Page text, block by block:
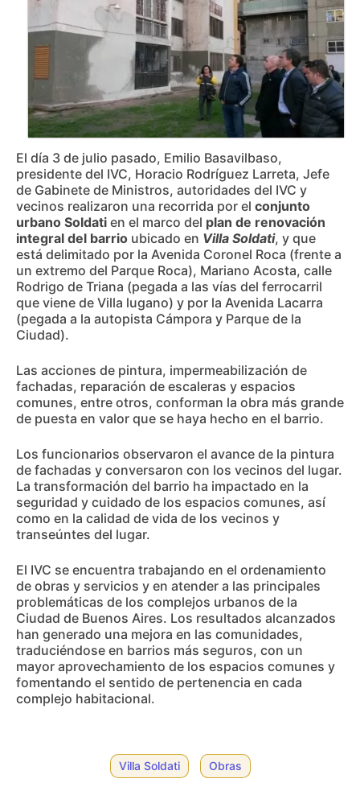
El día 3 de julio pasado, Emilio Basavilbaso,
presidente del IVC, Horacio Rodríguez Larreta, Jefe
de Gabinete de Ministros, autoridades del IVC y
vecinos realizaron una recorrida por el conjunto
urbano Soldati en el marco del plan de renovación
integral del barrio ubicado en Villa Soldati, y que
está delimitado por la Avenida Coronel Roca (frente a
un extremo del Parque Roca), Mariano Acosta, calle
Rodrigo de Triana (pegada a las vías del ferrocarril
que viene de Villa lugano) y por la Avenida Lacarra
(pegada a la autopista Cámpora y Parque de la
Ciudad).
Las acciones de pintura, impermeabilización de
fachadas, reparación de escaleras y espacios
comunes, entre otros, conforman la obra más grande
de puesta en valor que se haya hecho en el barrio.
Los funcionarios observaron el avance de la pintura
de fachadas y conversaron con los vecinos del lugar.
La transformación del barrio ha impactado en la
seguridad y cuidado de los espacios comunes, así
como en la calidad de vida de los vecinos y
transeúntes del lugar.
El IVC se encuentra trabajando en el ordenamiento
de obras y servicios y en atender a las principales
problemáticas de los complejos urbanos de la
Ciudad de Buenos Aires. Los resultados alcanzados
han generado una mejora en las comunidades,
traduciéndose en barrios más seguros, con un
mayor aprovechamiento de los espacios comunes y
fomentando el sentido de pertenencia en cada
complejo habitacional.
Villa Soldati Obras